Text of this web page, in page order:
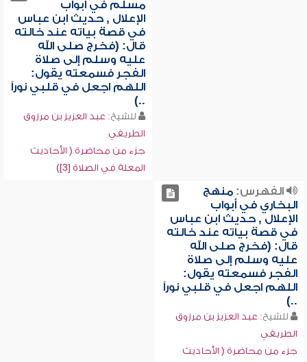
مسلم في أبواب
الإعلال , حديث ابن عباس
في قصة بياته عند خالته
قال: (فخرج صلى الله
عليه وسلم إلى صلاة
الفجر فسمعته يقول:
اللهم اجعل في قلبي نوراً
..)
للشيخ: عبد العزيز بن مرزوق
الطريفي
جزء من محاضرة ( الأحاديث
المعلة في الصلاة [3])
الفهرس:منهج
البخاري في أبواب
الإعلال , حديث ابن عباس
في قصة بياته عند خالته
قال: (فخرج صلى الله
عليه وسلم إلى صلاة
الفجر فسمعته يقول:
اللهم اجعل في قلبي نوراً
..)
للشيخ: عبد العزيز بن مرزوق
الطريفي
جزء من محاضرة ( الأحاديث